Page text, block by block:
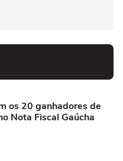
os 20 ganhadores de
Nota Fiscal Gaúcha